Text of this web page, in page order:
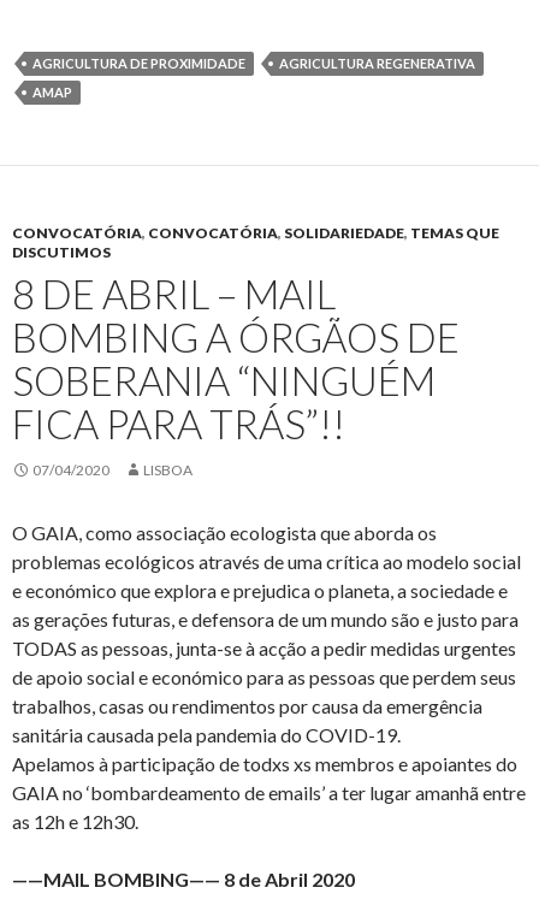
AGRICULTURA DE PROXIMIDADE
AGRICULTURA REGENERATIVA
AMAP
CONVOCATÓRIA, CONVOCATÓRIA, SOLIDARIEDADE, TEMAS QUE
DISCUTIMOS
8 DE ABRIL – MAIL
BOMBING A ÓRGÃOS DE
SOBERANIA “NINGUÉM
FICA PARA TRÁS”!!
07/04/2020 LISBOA
O GAIA, como associação ecologista que aborda os
problemas ecológicos através de uma crítica ao modelo social
e económico que explora e prejudica o planeta, a sociedade e
as gerações futuras, e defensora de um mundo são e justo para
TODAS as pessoas, junta-se à acção a pedir medidas urgentes
de apoio social e económico para as pessoas que perdem seus
trabalhos, casas ou rendimentos por causa da emergência
sanitária causada pela pandemia do COVID-19.
Apelamos à participação de todxs xs membros e apoiantes do
GAIA no ‘bombardeamento de emails’ a ter lugar amanhã entre
as 12h e 12h30.
——MAIL BOMBING—— 8 de Abril 2020